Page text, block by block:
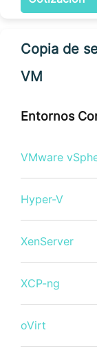
Copia de
VM
Entornos
VMware
Hyper-V
XenServer
XCP-ng
oVirt